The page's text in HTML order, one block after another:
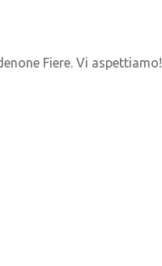
Fiere. Vi aspettiamo!